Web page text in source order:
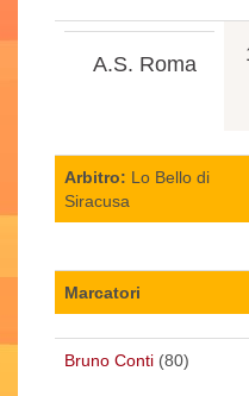
A.S. Roma
Arbitro: Lo Bello di
Siracusa
Marcatori
Bruno Conti (80)